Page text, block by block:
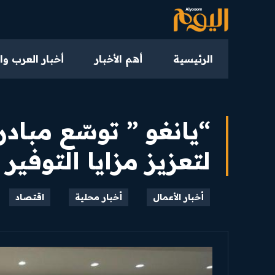
الرئيسية أهم الأخبار أخبار العرب
“يانغو ” توسّع
لتعزيز مزايا
أخبار الأعمال أخبار محلية اقتصاد